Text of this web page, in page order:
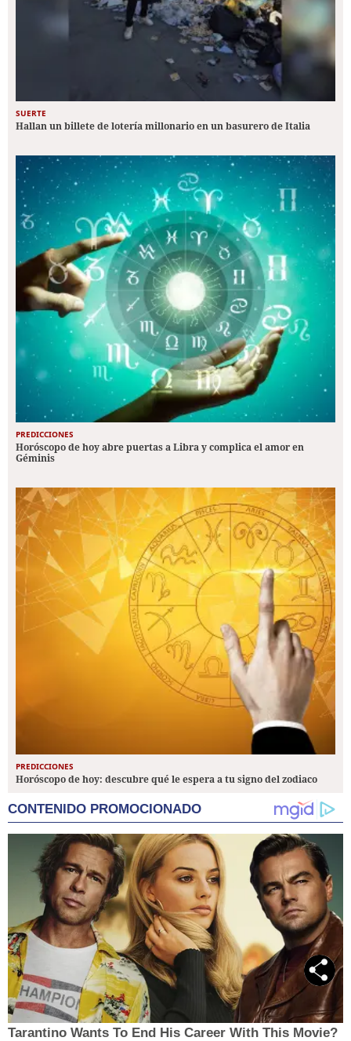
SUERTE
Hallan un billete de lotería millonario en un basurero de Italia
PREDICCIONES
Horóscopo de hoy abre puertas a Libra y complica el amor en
Géminis
PREDICCIONES
Horóscopo de hoy: descubre qué le espera a tu signo del zodiaco
CONTENIDO PROMOCIONADO
Tarantino Wants To End His Career With This Movie?